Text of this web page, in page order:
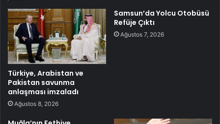
Türkiye, Arabistan ve
Pakistan savunma
anlaşması imzaladı
Ağustos 8, 2026
Samsun’da Yolcu Otobüsü
Refüje Çıktı
Ağustos 7, 2026